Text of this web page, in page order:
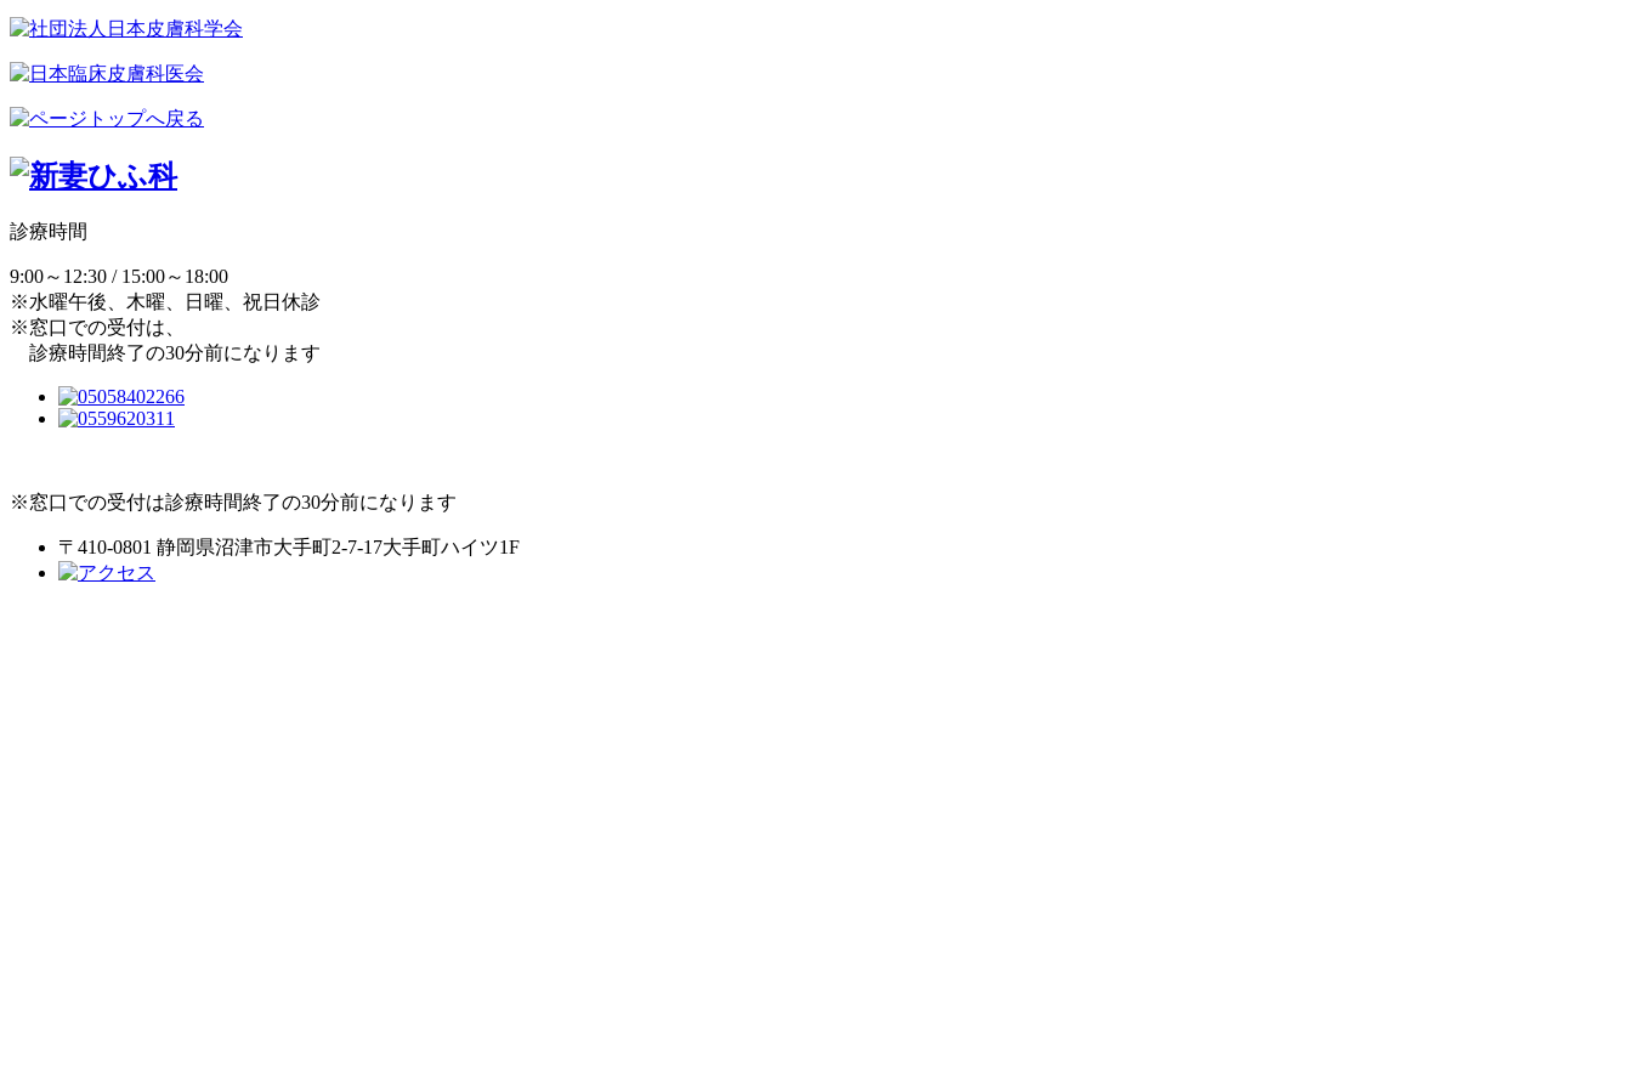
診療時間
9:00～12:30 / 15:00～18:00
※水曜午後、木曜、日曜、祝日休診
※窓口での受付は、
診療時間終了の30分前になります
※窓口での受付は診療時間終了の30分前になります
〒410-0801 静岡県沼津市大手町2-7-17大手町ハイツ1F